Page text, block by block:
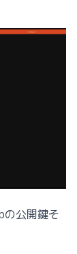
公開鍵そ